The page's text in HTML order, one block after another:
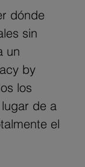
dónde
sin
un
by
los
de a
el